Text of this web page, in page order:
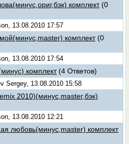
комплект (0
13.08.2010 17:57
комплект (0
13.08.2010 17:54
комплект (4 Ответов)
Sergey, 13.08.2010 15:58
2010)(минус,master,бэк)
13.08.2010 12:21
любовь(минус,master) комплект